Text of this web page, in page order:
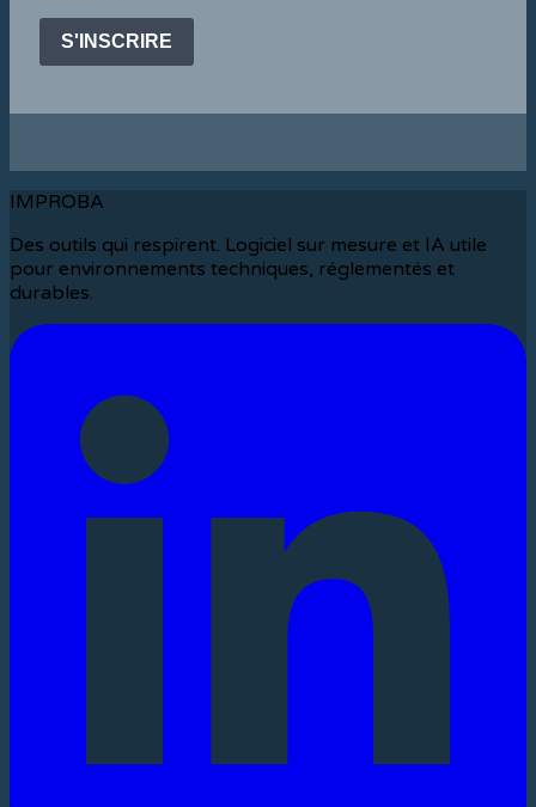
S'INSCRIRE
IMPROBA
Des outils qui respirent. Logiciel sur mesure et IA utile
pour environnements techniques, réglementés et
durables.